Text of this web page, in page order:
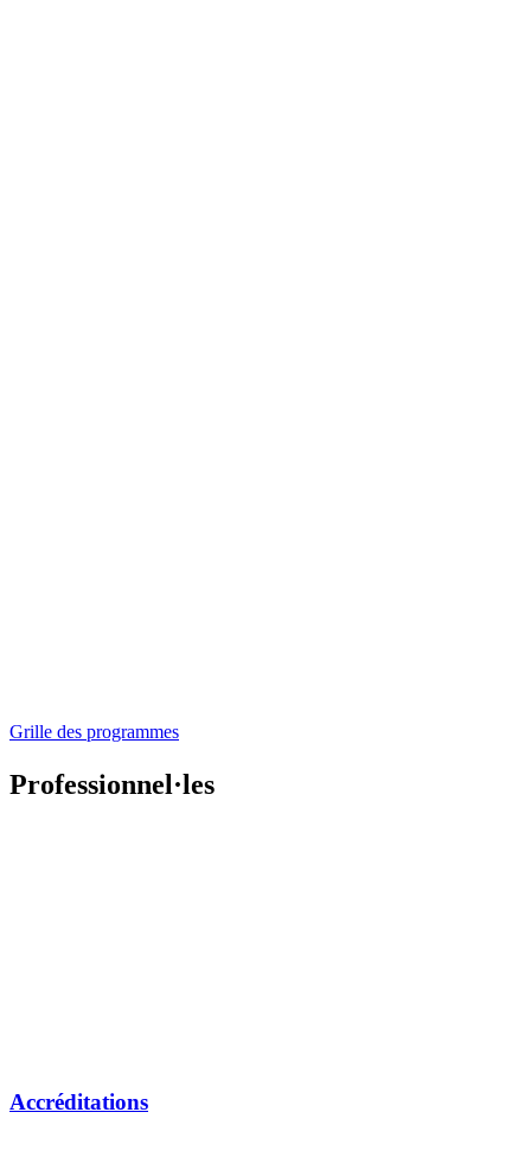
Grille des programmes
Professionnel·les
Accréditations